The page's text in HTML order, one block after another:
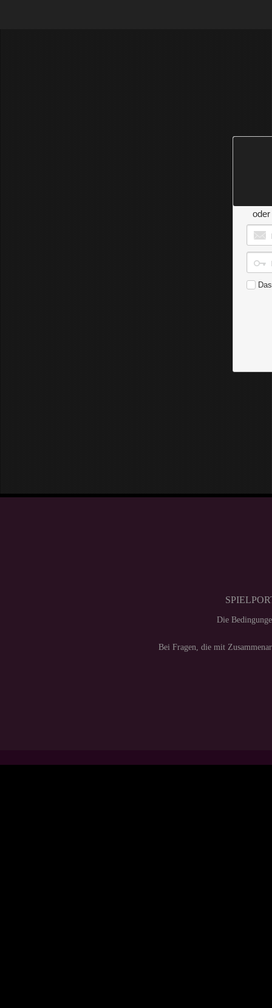
Die
Bei Fragen, die mit